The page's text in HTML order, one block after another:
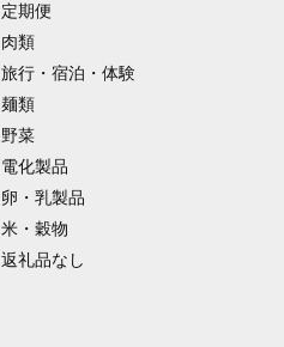
定期便
肉類
旅行・宿泊・体験
麺類
野菜
電化製品
卵・乳製品
米・穀物
返礼品なし